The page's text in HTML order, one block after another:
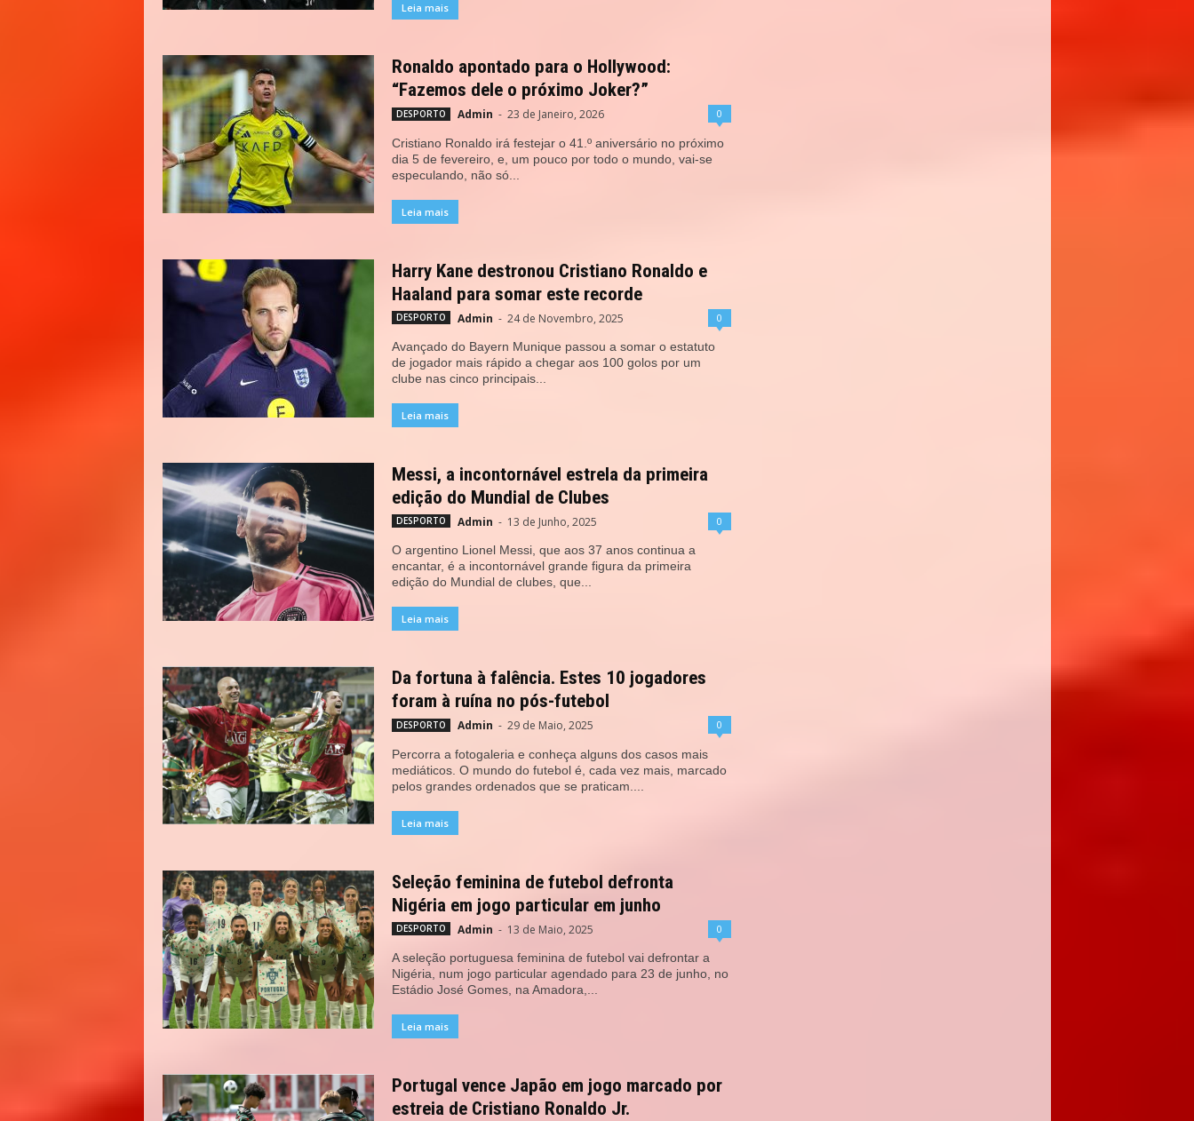
Leia mais
Ronaldo apontado para o Hollywood:
“Fazemos dele o próximo Joker?”
DESPORTO Admin - 23 de Janeiro, 2026 0
Cristiano Ronaldo irá festejar o 41.º aniversário no próximo
dia 5 de fevereiro, e, um pouco por todo o mundo, vai-se
especulando, não só...
Leia mais
Harry Kane destronou Cristiano Ronaldo e
Haaland para somar este recorde
DESPORTO Admin - 24 de Novembro, 2025 0
Avançado do Bayern Munique passou a somar o estatuto
de jogador mais rápido a chegar aos 100 golos por um
clube nas cinco principais...
Leia mais
Messi, a incontornável estrela da primeira
edição do Mundial de Clubes
DESPORTO Admin - 13 de Junho, 2025 0
O argentino Lionel Messi, que aos 37 anos continua a
encantar, é a incontornável grande figura da primeira
edição do Mundial de clubes, que...
Leia mais
Da fortuna à falência. Estes 10 jogadores
foram à ruína no pós-futebol
DESPORTO Admin - 29 de Maio, 2025 0
Percorra a fotogaleria e conheça alguns dos casos mais
mediáticos. O mundo do futebol é, cada vez mais, marcado
pelos grandes ordenados que se praticam....
Leia mais
Seleção feminina de futebol defronta
Nigéria em jogo particular em junho
DESPORTO Admin - 13 de Maio, 2025 0
A seleção portuguesa feminina de futebol vai defrontar a
Nigéria, num jogo particular agendado para 23 de junho, no
Estádio José Gomes, na Amadora,...
Leia mais
Portugal vence Japão em jogo marcado por
estreia de Cristiano Ronaldo Jr.